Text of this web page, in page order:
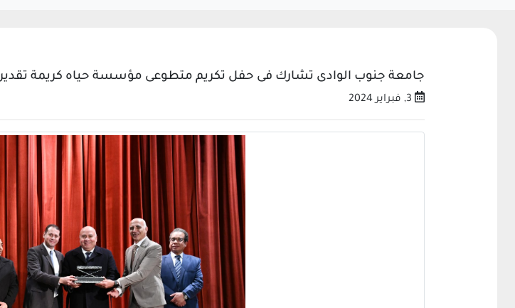
جامعة جنوب الوادى تشارك فى حفل تكريم متطوعى مؤسسة حياه كريمة تقديرا